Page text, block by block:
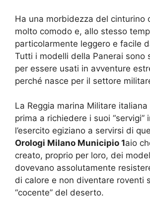
Ha una morbidezza del cinturino
molto comodo e, allo stesso
particolarmente leggero e facile
Tutti i modelli della Panerai sono
per essere usati in avventure
perché nasce per il settore
La Reggia marina Militare
prima a richiedere i suoi “servigi”
l’esercito egiziano a servirsi di
Orologi Milano Municipio 1aio
creato, proprio per loro, dei
dovevano assolutamente
di calore e non diventare roventi
“cocente” del deserto.